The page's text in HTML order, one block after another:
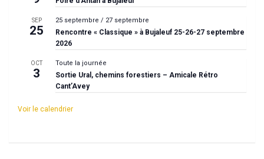
SEP
25
25 septembre / 27 septembre
Rencontre « Classique » à Bujaleuf 25-26-27 septembre
2026
OCT
3
Toute la journée
Sortie Ural, chemins forestiers – Amicale Rétro
Cant’Avey
Voir le calendrier